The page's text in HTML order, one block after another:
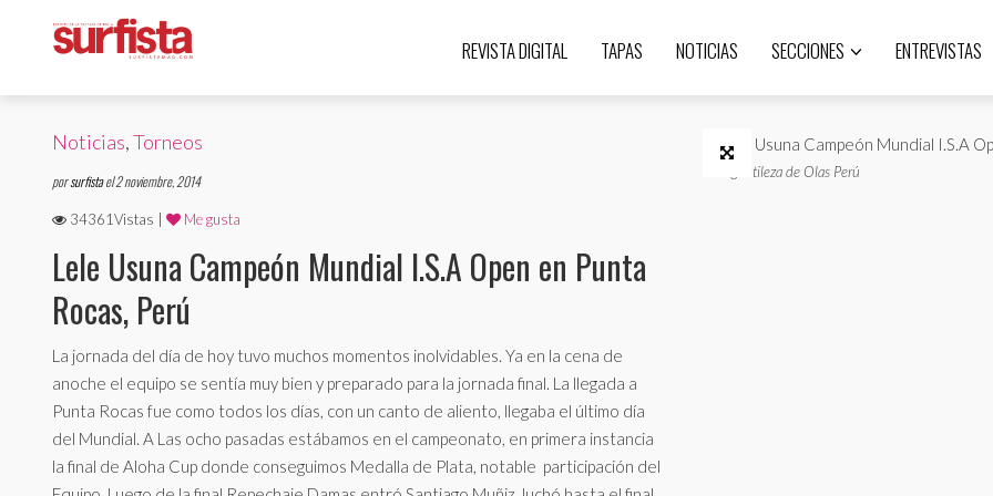
REVISTA DIGITAL TAPAS NOTICIAS SECCIONES ENTREVISTAS
Foto gentileza de Olas Perú
Noticias,Torneos
porsurfistael 2 noviembre, 2014
34361Vistas | Me gusta
Lele Usuna Campeón Mundial I.S.A Open en Punta
Rocas, Perú
La jornada del día de hoy tuvo muchos momentos inolvidables. Ya en la cena de
anoche el equipo se sentía muy bien y preparado para la jornada final. La llegada a
Punta Rocas fue como todos los días, con un canto de aliento, llegaba el último día
del Mundial. A Las ocho pasadas estábamos en el campeonato, en primera instancia
la final de Aloha Cup donde conseguimos Medalla de Plata, notable participación del